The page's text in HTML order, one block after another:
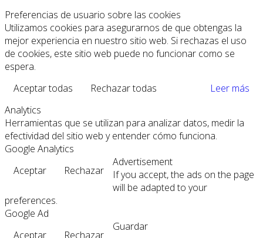
Preferencias de usuario sobre las cookies
Utilizamos cookies para asegurarnos de que obtengas la
mejor experiencia en nuestro sitio web. Si rechazas el uso
de cookies, este sitio web puede no funcionar como se
espera.
Aceptar todas
Rechazar todas
Leer más
Analytics
Herramientas que se utilizan para analizar datos, medir la
efectividad del sitio web y entender cómo funciona.
Google Analytics
Aceptar
Rechazar
Advertisement
If you accept, the ads on the page
will be adapted to your
preferences.
Google Ad
Aceptar
Rechazar
Guardar